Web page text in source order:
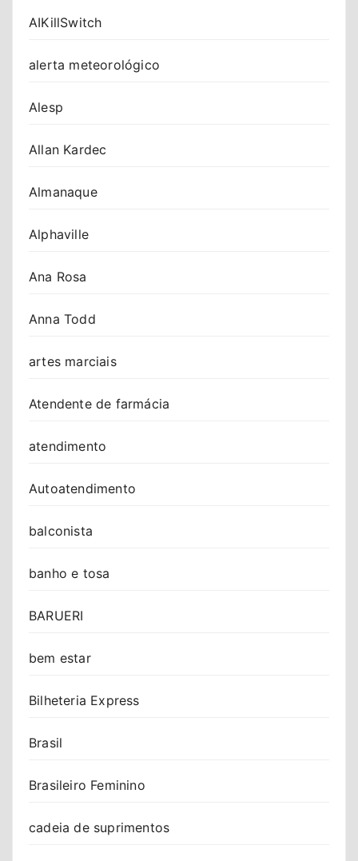
AIKillSwitch
alerta meteorológico
Alesp
Allan Kardec
Almanaque
Alphaville
Ana Rosa
Anna Todd
artes marciais
Atendente de farmácia
atendimento
Autoatendimento
balconista
banho e tosa
BARUERI
bem estar
Bilheteria Express
Brasil
Brasileiro Feminino
cadeia de suprimentos